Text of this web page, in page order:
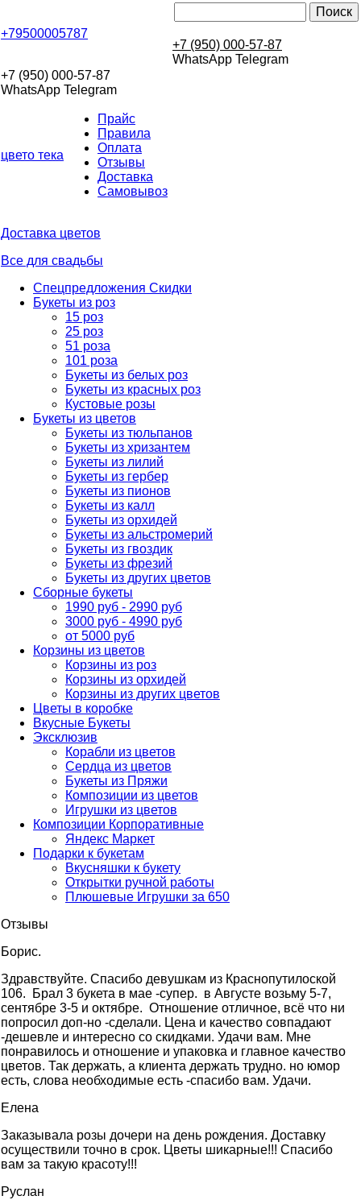
+79500005787
+7 (950) 000-57-87
WhatsApp Telegram
+7 (950) 000-57-87
WhatsApp Telegram
цвето тека
Прайс
Правила
Оплата
Отзывы
Доставка
Самовывоз
Доставка цветов
Все для свадьбы
Спецпредложения Скидки
Букеты из роз
15 роз
25 роз
51 роза
101 роза
Букеты из белых роз
Букеты из красных роз
Кустовые розы
Букеты из цветов
Букеты из тюльпанов
Букеты из хризантем
Букеты из лилий
Букеты из гербер
Букеты из пионов
Букеты из калл
Букеты из орхидей
Букеты из альстромерий
Букеты из гвоздик
Букеты из фрезий
Букеты из других цветов
Сборные букеты
1990 руб - 2990 руб
3000 руб - 4990 руб
от 5000 руб
Корзины из цветов
Корзины из роз
Корзины из орхидей
Корзины из других цветов
Цветы в коробке
Вкусные Букеты
Эксклюзив
Корабли из цветов
Сердца из цветов
Букеты из Пряжи
Композиции из цветов
Игрушки из цветов
Композиции Корпоративные
Яндекс Маркет
Подарки к букетам
Вкусняшки к букету
Открытки ручной работы
Плюшевые Игрушки за 650
Отзывы
Борис.
Здравствуйте. Cпасибо девушкам из Краснопутилоской
106. Брал 3 букета в мае -супер. в Августе возьму 5-7,
сентябре 3-5 и октябре. Отношение отличное, всё что ни
попросил доп-но -сделали. Цена и качество совпадают
-дешевле и интересно со скидками. Удачи вам. Мне
понравилось и отношение и упаковка и главное качество
цветов. Так держать, а клиента держать трудно. но юмор
есть, слова необходимые есть -спасибо вам. Удачи.
Елена
Заказывала розы дочери на день рождения. Доставку
осуществили точно в срок. Цветы шикарные!!! Спасибо
вам за такую красоту!!!
Руслан